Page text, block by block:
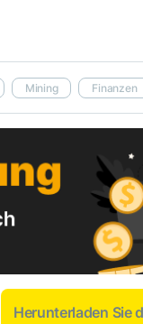
Mining Finanzen
Herunterladen Sie